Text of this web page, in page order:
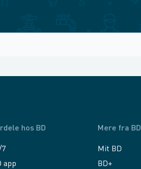
hos BD
7
app
Mere fra BD
Mit BD
BD+